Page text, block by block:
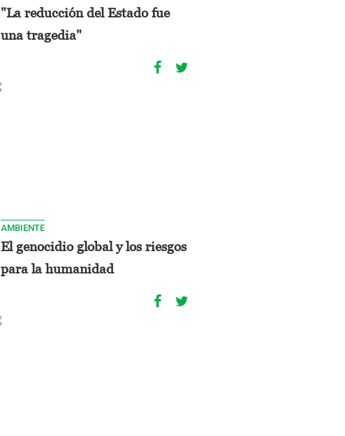
"La reducción del Estado fue
una tragedia"
AMBIENTE
El genocidio global y los riesgos
para la humanidad